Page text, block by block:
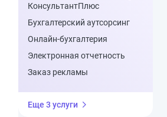
КонсультантПлюс
Бухгалтерский аутсорсинг
Онлайн-бухгалтерия
Электронная отчетность
Заказ рекламы
Еще 3 услуги